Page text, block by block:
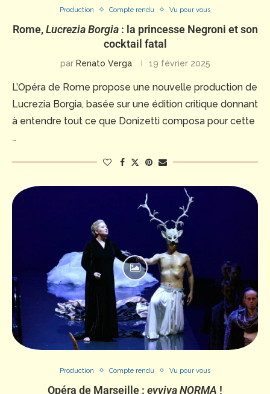
Production Compte rendu Vu pour vous
Rome,Lucrezia Borgia: la princesse Negroni et son
cocktail fatal
par Renato Verga 19 février 2025
L’Opéra de Rome propose une nouvelle production de
Lucrezia Borgia, basée sur une édition critique donnant
à entendre tout ce que Donizetti composa pour cette
…
Production Compte rendu Vu pour vous
Opéra de Marseille : evviva NORMA !